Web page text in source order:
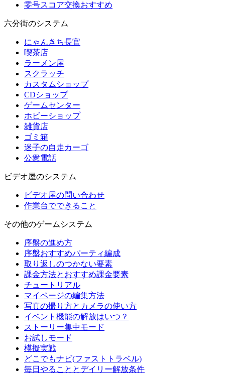
零号スコア交換おすすめ
六分街のシステム
にゃんきち長官
喫茶店
ラーメン屋
スクラッチ
カスタムショップ
CDショップ
ゲームセンター
ホビーショップ
雑貨店
ゴミ箱
迷子の自走カーゴ
公衆電話
ビデオ屋のシステム
ビデオ屋の問い合わせ
作業台でできること
その他のゲームシステム
序盤の進め方
序盤おすすめパーティ編成
取り返しのつかない要素
課金方法とおすすめ課金要素
チュートリアル
マイページの編集方法
写真の撮り方とカメラの使い方
イベント機能の解放はいつ？
ストーリー集中モード
お試しモード
模擬実戦
どこでもナビ(ファストトラベル)
毎日やることとデイリー解放条件